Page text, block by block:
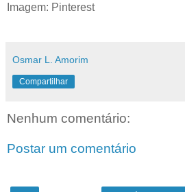
Imagem: Pinterest
Osmar L. Amorim
Compartilhar
Nenhum comentário:
Postar um comentário